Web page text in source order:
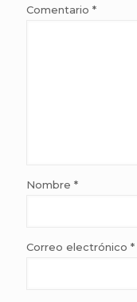
Comentario *
Nombre *
Correo electrónico *